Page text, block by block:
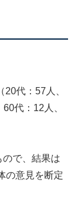
代：57人、
代：12人、
で、結果は
の意見を断定